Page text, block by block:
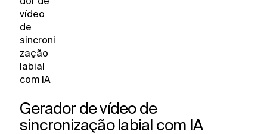
Gerador de vídeo de
sincronização labial com IA